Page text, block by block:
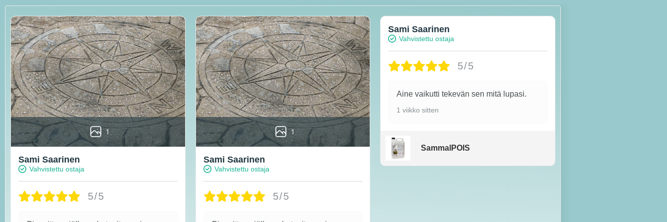
1
Sami Saarinen
Vahvistettu ostaja
5/5
1
Sami Saarinen
Vahvistettu ostaja
5/5
Sami Saarinen
Vahvistettu ostaja
5/5
Aine vaikutti tekevän sen mitä lupasi.
1 viikko sitten
SammalPOIS